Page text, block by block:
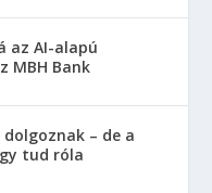
az AI-alapú
MBH Bank
– de a
tud róla